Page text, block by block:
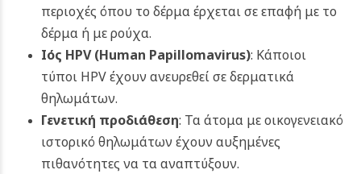
περιοχές όπου το δέρμα έρχεται σε επαφή με το
δέρμα ή με ρούχα.
Ιός HPV (Human Papillomavirus): Κάποιοι
τύποι HPV έχουν ανευρεθεί σε δερματικά
θηλωμάτων.
Γενετική προδιάθεση: Τα άτομα με οικογενειακό
ιστορικό θηλωμάτων έχουν αυξημένες
πιθανότητες να τα αναπτύξουν.